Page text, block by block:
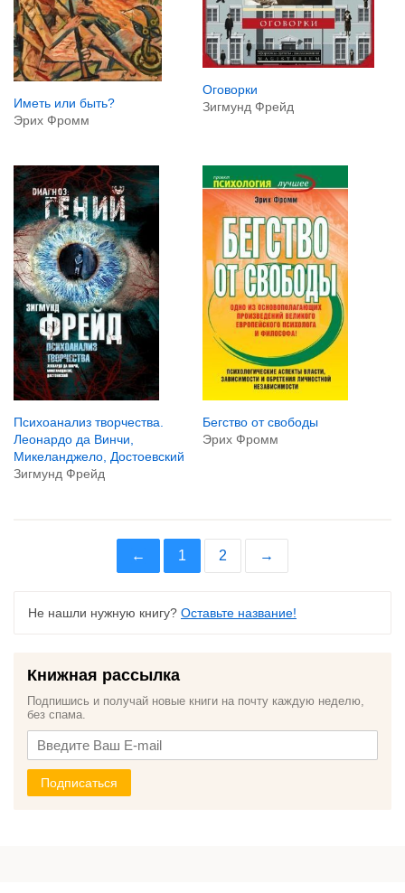
Иметь или быть?
Эрих Фромм
Оговорки
Зигмунд Фрейд
Психоанализ творчества.
Леонардо да Винчи,
Микеланджело, Достоевский
Зигмунд Фрейд
Бегство от свободы
Эрих Фромм
← 1 2 →
Не нашли нужную книгу? Оставьте название!
Книжная рассылка
Подпишись и получай новые книги на почту каждую неделю,
без спама.
Подписаться